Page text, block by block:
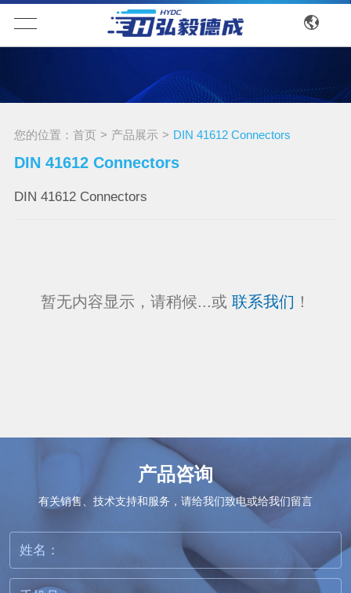
DIN 41612 Connectors
您的位置： 首页 > 产品展示 > DIN 41612 Connectors
DIN 41612 Connectors
暂无内容显示，请稍候...或 联系我们 ！
产品咨询
有关销售、技术支持和服务，请给我们致电或给我们留言